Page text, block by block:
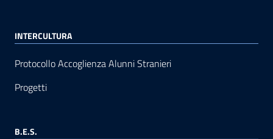
INTERCULTURA
Protocollo Accoglienza Alunni Stranieri
Progetti
B.E.S.